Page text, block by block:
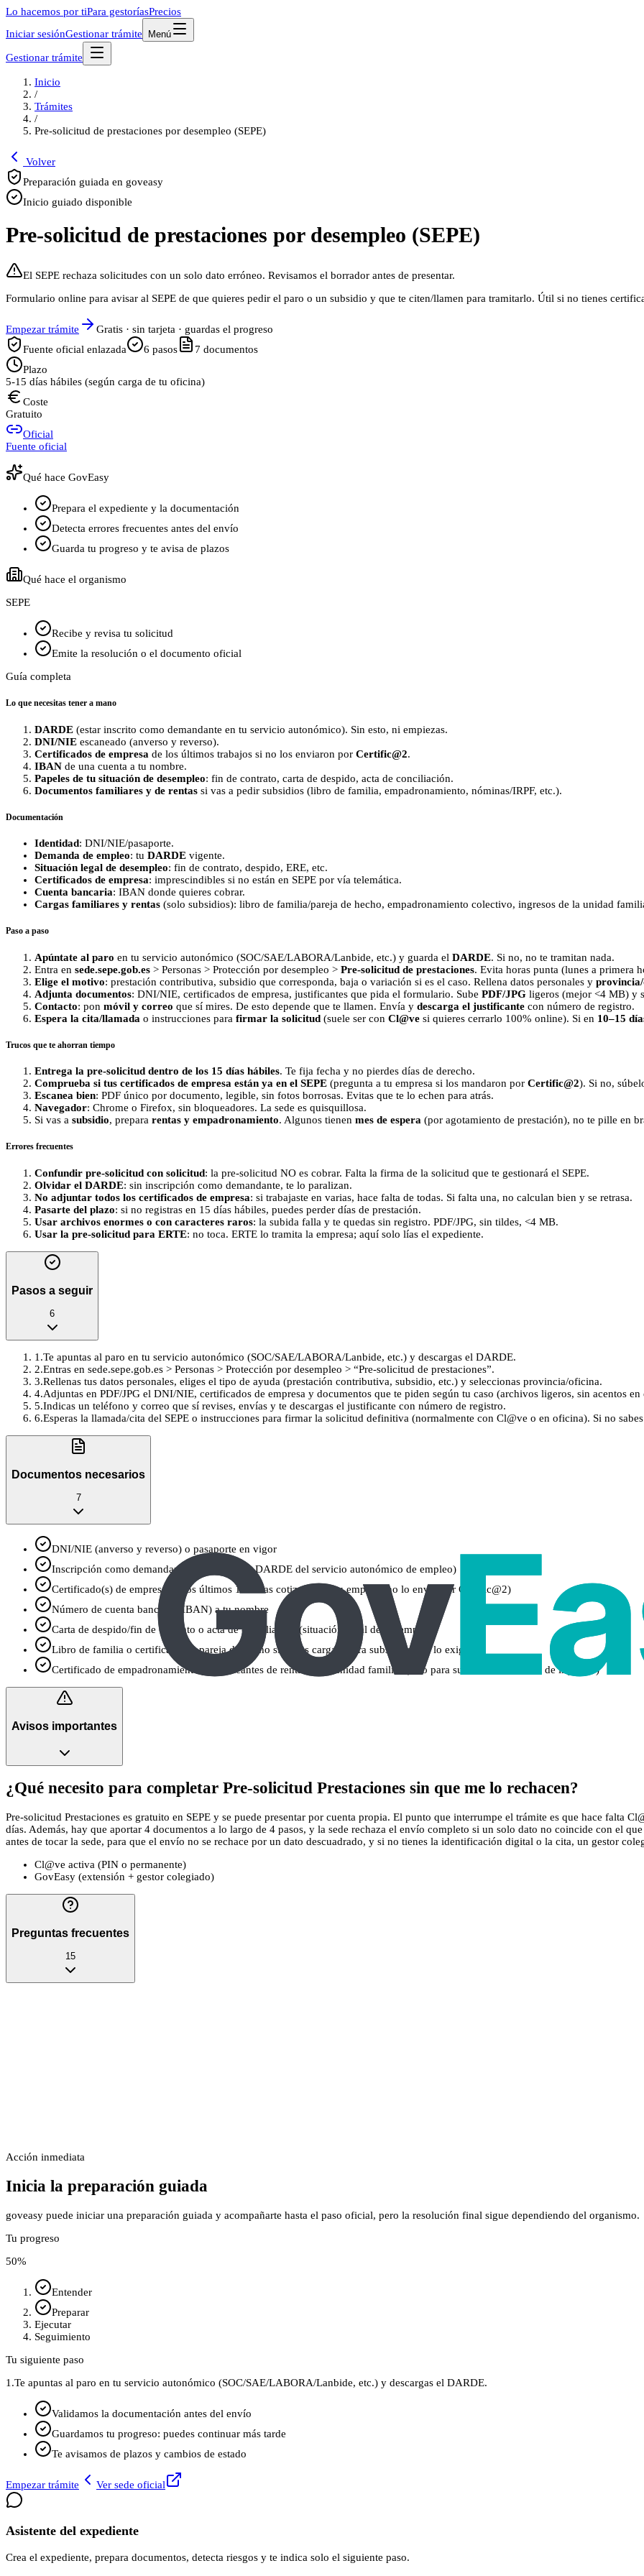
Lo hacemos por tiPara gestoríasPrecios
Iniciar sesiónGestionar trámite Menú
Gestionar trámite
Inicio
/
Trámites
/
Pre-solicitud de prestaciones por desempleo (SEPE)
Volver
Preparación guiada en goveasy
Inicio guiado disponible
Pre-solicitud de prestaciones por desempleo (SEPE)
El SEPE rechaza solicitudes con un solo dato erróneo. Revisamos el borrador antes de presentar.
Formulario online para avisar al SEPE de que quieres pedir el paro o un subsidio y que te citen/llamen para tramitarlo. Útil si no tienes
Empezar trámite
Gratis · sin tarjeta · guardas el progreso
Fuente oficial enlazada
6 pasos 7 documentos
Plazo
5-15 días hábiles (según carga de tu oficina)
Coste
Gratuito
Oficial
Fuente oficial
Qué hace GovEasy
Prepara el expediente y la documentación
Detecta errores frecuentes antes del envío
Guarda tu progreso y te avisa de plazos
Qué hace el organismo
SEPE
Recibe y revisa tu solicitud
Emite la resolución o el documento oficial
Guía completa
Lo que necesitas tener a mano
DARDE (estar inscrito como demandante en tu servicio autonómico). Sin esto, ni empiezas.
DNI/NIE escaneado (anverso y reverso).
Certificados de empresa de los últimos trabajos si no los enviaron por Certific@2.
IBAN de una cuenta a tu nombre.
Papeles de tu situación de desempleo: fin de contrato, carta de despido, acta de conciliación.
Documentos familiares y de rentas si vas a pedir subsidios (libro de familia, empadronamiento, nóminas/IRPF, etc.).
Documentación
Identidad: DNI/NIE/pasaporte.
Demanda de empleo: tu DARDE vigente.
Situación legal de desempleo: fin de contrato, despido, ERE, etc.
Certificados de empresa: imprescindibles si no están en SEPE por vía telemática.
Cuenta bancaria: IBAN donde quieres cobrar.
Cargas familiares y rentas (solo subsidios): libro de familia/pareja de hecho, empadronamiento colectivo, ingresos de la unidad
Paso a paso
Apúntate al paro en tu servicio autonómico (SOC/SAE/LABORA/Lanbide, etc.) y guarda el DARDE. Si no, no te tramitan nada.
Entra en sede.sepe.gob.es > Personas > Protección por desempleo > Pre‑solicitud de prestaciones. Evita horas punta (lunes a primera
Elige el motivo: prestación contributiva, subsidio que corresponda, baja o variación si es el caso. Rellena datos personales y
Adjunta documentos: DNI/NIE, certificados de empresa, justificantes que pida el formulario. Sube PDF/JPG ligeros (mejor <4 MB) y
Contacto: pon móvil y correo que sí mires. De esto depende que te llamen. Envía y descarga el justificante con número de registro.
Espera la cita/llamada o instrucciones para firmar la solicitud (suele ser con Cl@ve si quieres cerrarlo 100% online). Si en 10–15
Trucos que te ahorran tiempo
Entrega la pre‑solicitud dentro de los 15 días hábiles. Te fija fecha y no pierdes días de derecho.
Comprueba si tus certificados de empresa están ya en el SEPE (pregunta a tu empresa si los mandaron por Certific@2). Si no,
Escanea bien: PDF único por documento, legible, sin fotos borrosas. Evitas que te lo echen para atrás.
Navegador: Chrome o Firefox, sin bloqueadores. La sede es quisquillosa.
Si vas a subsidio, prepara rentas y empadronamiento. Algunos tienen mes de espera (por agotamiento de prestación), no te pille en
Errores frecuentes
Confundir pre‑solicitud con solicitud: la pre‑solicitud NO es cobrar. Falta la firma de la solicitud que te gestionará el SEPE.
Olvidar el DARDE: sin inscripción como demandante, te lo paralizan.
No adjuntar todos los certificados de empresa: si trabajaste en varias, hace falta de todas. Si falta una, no calculan bien y se retrasa.
Pasarte del plazo: si no registras en 15 días hábiles, puedes perder días de prestación.
Usar archivos enormes o con caracteres raros: la subida falla y te quedas sin registro. PDF/JPG, sin tildes, <4 MB.
Usar la pre‑solicitud para ERTE: no toca. ERTE lo tramita la empresa; aquí solo lías el expediente.
Pasos a seguir
6
1 .Te apuntas al paro en tu servicio autonómico (SOC/SAE/LABORA/Lanbide, etc.) y descargas el DARDE.
2.Entras en sede.sepe.gob.es > Personas > Protección por desempleo > “Pre‑solicitud de prestaciones”.
3.Rellenas tus datos personales, eliges el tipo de ayuda (prestación contributiva, subsidio, etc.) y seleccionas provincia/oficina.
4.Adjuntas en PDF/JPG el DNI/NIE, certificados de empresa y documentos que te piden según tu caso (archivos ligeros, sin acentos
5.Indicas un teléfono y correo que sí revises, envías y te descargas el justificante con número de registro.
6.Esperas la llamada/cita del SEPE o instrucciones para firmar la solicitud definitiva (normalmente con Cl@ve o en oficina). Si no
Documentos necesarios
7
DNI/NIE (anverso y reverso) o pasaporte en vigor
Inscripción como demandante de empleo (tu DARDE del servicio autonómico de empleo)
Certificado(s) de empresa de los últimos 180 días cotizados (si tu empresa no lo envió por Certific@2)
Número de cuenta bancaria (IBAN) a tu nombre
Carta de despido/fin de contrato o acta de conciliación (situación legal de desempleo)
Libro de familia o certificado de pareja de hecho si tienes cargas (para subsidios que lo exigen)
Certificado de empadronamiento y justificantes de rentas de la unidad familiar (solo para subsidios con límite de ingresos)
Avisos importantes
¿Qué necesito para completar Pre-solicitud Prestaciones sin que me lo rechacen?
Pre-solicitud Prestaciones es gratuito en SEPE y se puede presentar por cuenta propia. El punto que interrumpe el trámite es que hace falta
días. Además, hay que aportar 4 documentos a lo largo de 4 pasos, y la sede rechaza el envío completo si un solo dato no coincide con el
antes de tocar la sede, para que el envío no se rechace por un dato descuadrado, y si no tienes la identificación digital o la cita, un gestor
Cl@ve activa (PIN o permanente)
GovEasy (extensión + gestor colegiado)
Preguntas frecuentes
15
Acción inmediata
Inicia la preparación guiada
goveasy puede iniciar una preparación guiada y acompañarte hasta el paso oficial, pero la resolución final sigue dependiendo del organismo.
Tu progreso
50%
Entender
Preparar
Ejecutar
Seguimiento
Tu siguiente paso
1.Te apuntas al paro en tu servicio autonómico (SOC/SAE/LABORA/Lanbide, etc.) y descargas el DARDE.
Validamos la documentación antes del envío
Guardamos tu progreso: puedes continuar más tarde
Te avisamos de plazos y cambios de estado
Empezar trámite Ver sede oficial
Asistente del expediente
Crea el expediente, prepara documentos, detecta riesgos y te indica solo el siguiente paso.